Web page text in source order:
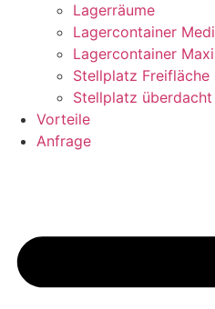
Lagerräume
Lagercontainer Medi
Lagercontainer Maxi
Stellplatz Freifläche
Stellplatz überdacht
Vorteile
Anfrage